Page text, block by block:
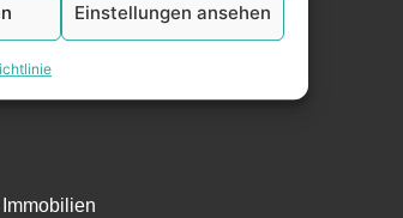
Einstellungen ansehen